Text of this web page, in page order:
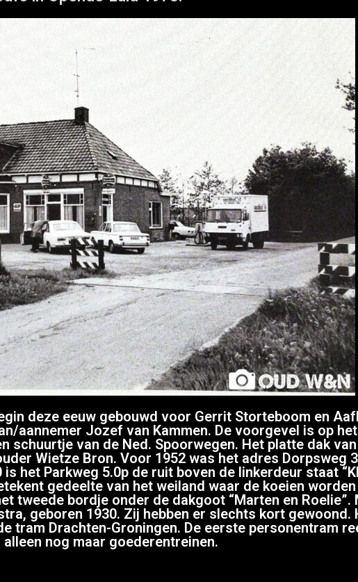
deze eeuw gebouwd voor Gerrit Storteboom en
aannemer Jozef van Kammen. De voorgevel is op
schuurtje van de Ned. Spoorwegen. Het platte dak
Wietze Bron. Voor 1952 was het adres Dorpsweg
het Parkweg 5.0p de ruit boven de linkerdeur staat
gedeelte van het weiland waar de koeien
tweede bordje onder de dakgoot “Marten en Roelie”.
geboren 1930. Zij hebben er slechts kort gewoond.
tram Drachten-Groningen. De eerste personentram
nog maar goederentreinen.